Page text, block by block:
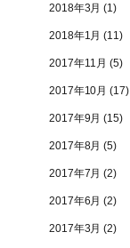
2018年3月 (1)
2018年1月 (11)
2017年11月 (5)
2017年10月 (17)
2017年9月 (15)
2017年8月 (5)
2017年7月 (2)
2017年6月 (2)
2017年3月 (2)